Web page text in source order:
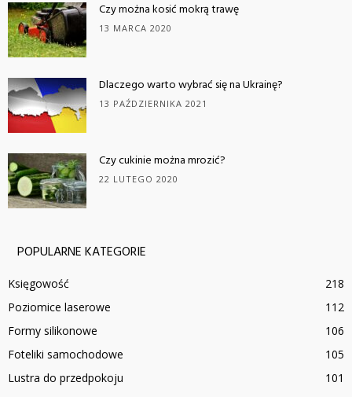
Czy można kosić mokrą trawę
13 MARCA 2020
Dlaczego warto wybrać się na Ukrainę?
13 PAŹDZIERNIKA 2021
Czy cukinie można mrozić?
22 LUTEGO 2020
POPULARNE KATEGORIE
Księgowość
218
Poziomice laserowe
112
Formy silikonowe
106
Foteliki samochodowe
105
Lustra do przedpokoju
101